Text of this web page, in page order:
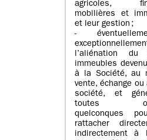
agricoles,
mobilières et
et leur gestion ;
-
l’aliénation
immeubles
à la Société, au
vente, échange
société, et
toutes
quelconques
rattacher
indirectement à